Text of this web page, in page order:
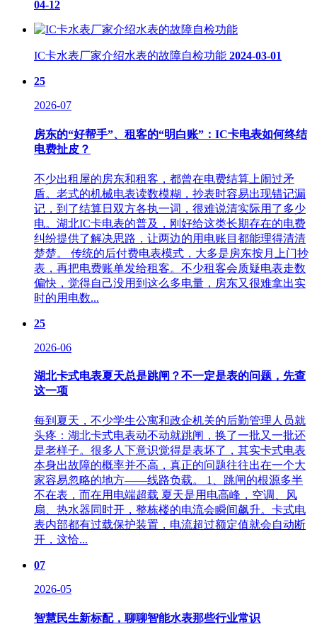
04-12
IC卡水表厂家介绍水表的故障自检功能 2024-03-01
25
2026-07
房东的“好帮手”、租客的“明白账”：IC卡电表如何终结
电费扯皮？
不少出租屋的房东和租客，都曾在电费结算上闹过矛
盾。老式的机械电表读数模糊，抄表时容易出现错记漏
记，到了结算日双方各执一词，很难说清实际用了多少
电。湖北IC卡电表的普及，刚好给这类长期存在的电费
纠纷提供了解决思路，让两边的用电账目都能理得清清
楚楚。 传统的后付费电表模式，大多是房东按月上门抄
表，再把电费账单发给租客。不少租客会质疑电表走数
偏快，觉得自己没用到这么多电量，房东又很难拿出实
时的用电数...
25
2026-06
湖北卡式电表夏天总是跳闸？不一定是表的问题，先查
这一项
每到夏天，不少学生公寓和政企机关的后勤管理人员就
头疼：湖北卡式电表动不动就跳闸，换了一批又一批还
是老样子。很多人下意识觉得是表坏了，其实卡式电表
本身出故障的概率并不高，真正的问题往往出在一个大
家容易忽略的地方——线路负载。 1、跳闸的根源多半
不在表，而在用电端超载‌ 夏天是用电高峰，空调、风
扇、热水器同时开，整栋楼的电流会瞬间飙升。卡式电
表内部都有过载保护装置，电流超过额定值就会自动断
开，这恰...
07
2026-05
智慧民生新标配，聊聊智能水表那些行业常识